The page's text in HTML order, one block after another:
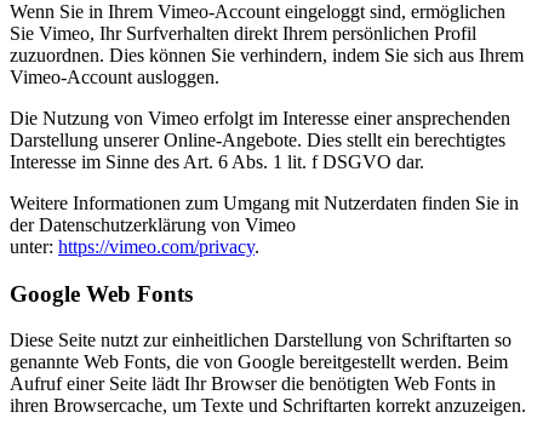
Wenn Sie in Ihrem Vimeo-Account eingeloggt sind, ermöglichen
Sie Vimeo, Ihr Surfverhalten direkt Ihrem persönlichen Profil
zuzuordnen. Dies können Sie verhindern, indem Sie sich aus Ihrem
Vimeo-Account ausloggen.
Die Nutzung von Vimeo erfolgt im Interesse einer ansprechenden
Darstellung unserer Online-Angebote. Dies stellt ein berechtigtes
Interesse im Sinne des Art. 6 Abs. 1 lit. f DSGVO dar.
Weitere Informationen zum Umgang mit Nutzerdaten finden Sie in
der Datenschutzerklärung von Vimeo
unter: https://vimeo.com/privacy.
Google Web Fonts
Diese Seite nutzt zur einheitlichen Darstellung von Schriftarten so
genannte Web Fonts, die von Google bereitgestellt werden. Beim
Aufruf einer Seite lädt Ihr Browser die benötigten Web Fonts in
ihren Browsercache, um Texte und Schriftarten korrekt anzuzeigen.